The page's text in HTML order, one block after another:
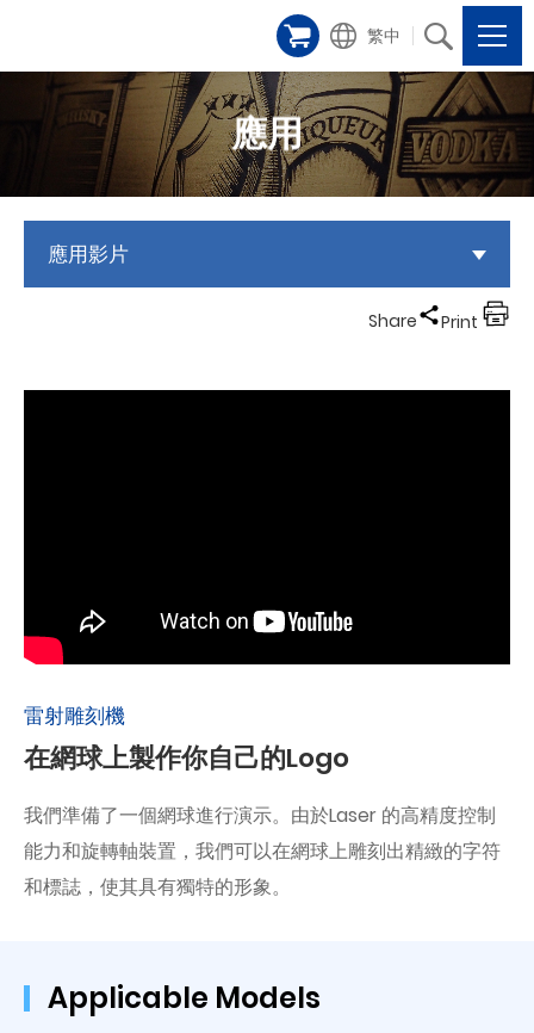
繁中
應用
應用影片
Share Print
雷射雕刻機
在網球上製作你自己的Logo
我們準備了一個網球進行演示。由於Laser 的高精度控制
能力和旋轉軸裝置，我們可以在網球上雕刻出精緻的字符
和標誌，使其具有獨特的形象。
Applicable Models